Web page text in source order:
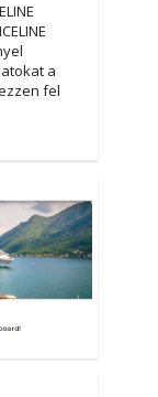
a
fel